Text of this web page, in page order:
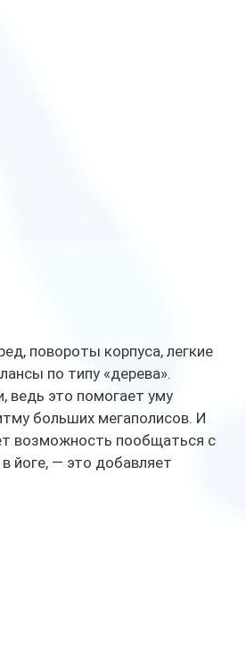
повороты корпуса, легкие
по типу «дерева».
ведь это помогает уму
больших мегаполисов. И
возможность пообщаться с
йоге, — это добавляет